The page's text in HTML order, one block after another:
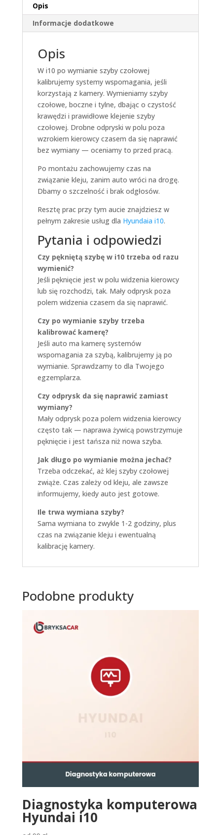
Opis
Informacje dodatkowe
Opis
W i10 po wymianie szyby czołowej
kalibrujemy systemy wspomagania, jeśli
korzystają z kamery. Wymieniamy szyby
czołowe, boczne i tylne, dbając o czystość
krawędzi i prawidłowe klejenie szyby
czołowej. Drobne odpryski w polu poza
wzrokiem kierowcy czasem da się naprawić
bez wymiany — oceniamy to przed pracą.
Po montażu zachowujemy czas na
związanie kleju, zanim auto wróci na drogę.
Dbamy o szczelność i brak odgłosów.
Resztę prac przy tym aucie znajdziesz w
pełnym zakresie usług dla Hyundaia i10.
Pytania i odpowiedzi
Czy pękniętą szybę w i10 trzeba od razu
wymienić?
Jeśli pęknięcie jest w polu widzenia kierowcy
lub się rozchodzi, tak. Mały odprysk poza
polem widzenia czasem da się naprawić.
Czy po wymianie szyby trzeba
kalibrować kamerę?
Jeśli auto ma kamerę systemów
wspomagania za szybą, kalibrujemy ją po
wymianie. Sprawdzamy to dla Twojego
egzemplarza.
Czy odprysk da się naprawić zamiast
wymiany?
Mały odprysk poza polem widzenia kierowcy
często tak — naprawa żywicą powstrzymuje
pęknięcie i jest tańsza niż nowa szyba.
Jak długo po wymianie można jechać?
Trzeba odczekać, aż klej szyby czołowej
zwiąże. Czas zależy od kleju, ale zawsze
informujemy, kiedy auto jest gotowe.
Ile trwa wymiana szyby?
Sama wymiana to zwykle 1-2 godziny, plus
czas na związanie kleju i ewentualną
kalibrację kamery.
Podobne produkty
Diagnostyka komputerowa
Hyundai i10